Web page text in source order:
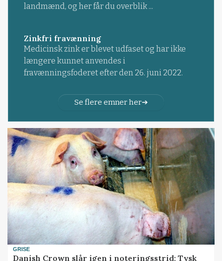
landmænd, og her får du overblik ...
Zinkfri fravænning
Medicinsk zink er blevet udfaset og har ikke
længere kunnet anvendes i
fravænningsfoderet efter den 26. juni 2022.
Se flere emner her
GRISE
Danish Crown slår igen i noteringsstrid: Tysk